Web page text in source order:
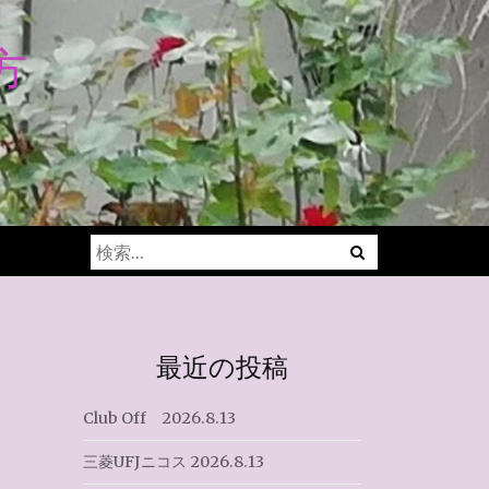
検
索:
最近の投稿
Club Off 2026.8.13
三菱UFJニコス 2026.8.13